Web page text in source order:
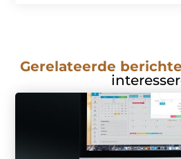
Gerelateerde